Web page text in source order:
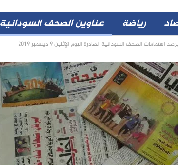
رياضة عناوين الصحف السودانية
اهتمامات الصحف السودانية الصادرة اليوم الإثنين 9 ديسمبر 2019